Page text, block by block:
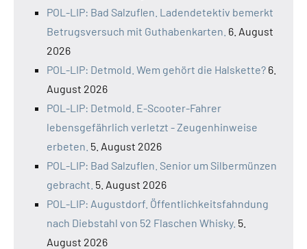
POL-LIP: Bad Salzuflen. Ladendetektiv bemerkt
Betrugsversuch mit Guthabenkarten. 6. August
2026
POL-LIP: Detmold. Wem gehört die Halskette? 6.
August 2026
POL-LIP: Detmold. E-Scooter-Fahrer
lebensgefährlich verletzt - Zeugenhinweise
erbeten. 5. August 2026
POL-LIP: Bad Salzuflen. Senior um Silbermünzen
gebracht. 5. August 2026
POL-LIP: Augustdorf. Öffentlichkeitsfahndung
nach Diebstahl von 52 Flaschen Whisky. 5.
August 2026